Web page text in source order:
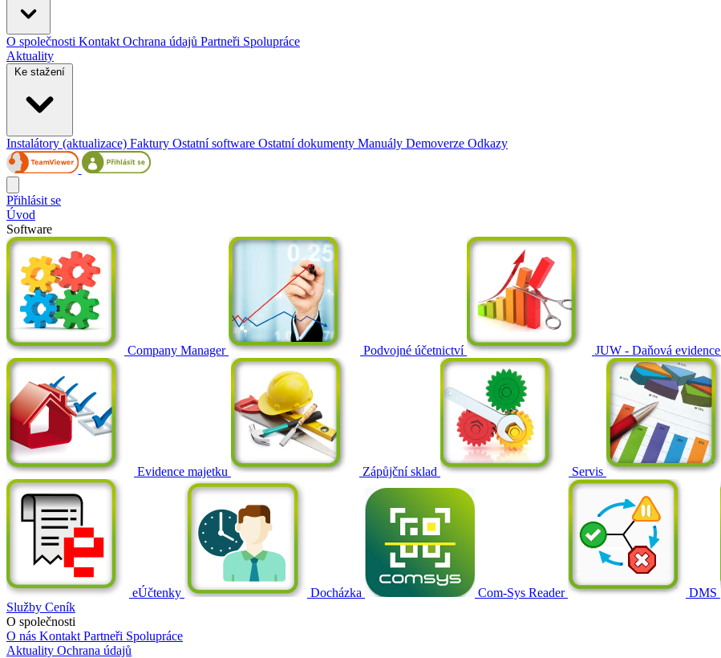
O společnosti Kontakt Ochrana údajů Partneři Spolupráce
Aktuality
Ke stažení
Instalátory (aktualizace) Faktury Ostatní software Ostatní dokumenty Manuály Demoverze Odkazy
Přihlásit se
Úvod
Software
Company Manager Podvojné účetnictví JUW - Daňová evidence
Evidence majetku Zápůjční sklad Servis
eÚčtenky Docházka Com-Sys Reader DMS
Služby Ceník
O společnosti
O nás Kontakt Partneři Spolupráce
Aktuality Ochrana údajů